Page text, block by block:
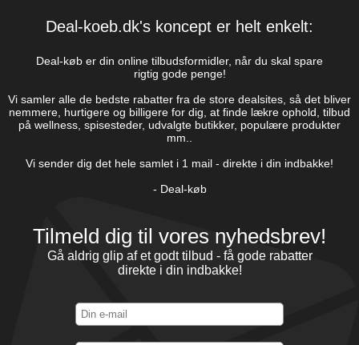
Deal-koeb.dk's koncept er helt enkelt:
Deal-køb er din online tilbudsformidler, når du skal spare
rigtig gode penge!
Vi samler alle de bedste rabatter fra de store dealsites, så det bliver
nemmere, hurtigere og billigere for dig, at finde lækre ophold, tilbud
på wellness, spisesteder, udvalgte butikker, populære produkter
mm..
Vi sender dig det hele samlet i 1 mail - direkte i din indbakke!
- Deal-køb
Tilmeld dig til vores nyhedsbrev!
Gå aldrig glip af et godt tilbud - få gode rabatter
direkte i din indbakke!